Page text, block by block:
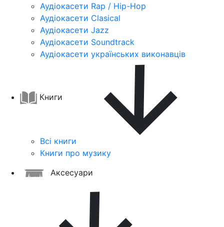
Аудіокасети Rap / Hip-Hop
Аудіокасети Clasical
Аудіокасети Jazz
Аудіокасети Soundtrack
Аудіокасети українських виконавців
Книги
Всі книги
Книги про музику
Аксесуари